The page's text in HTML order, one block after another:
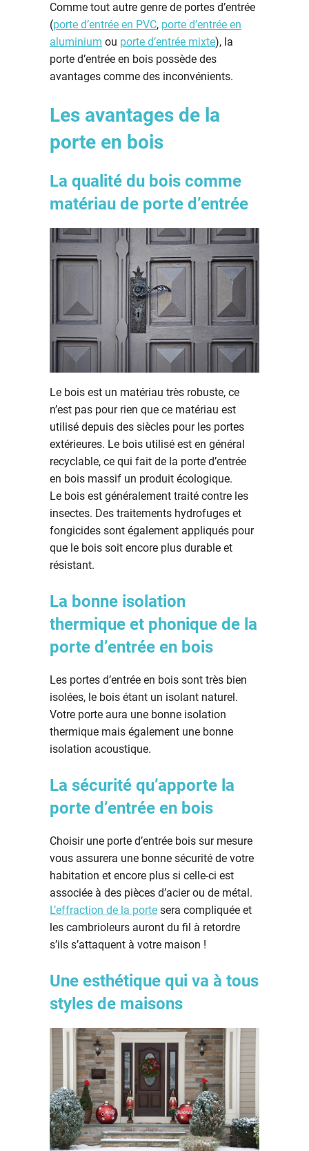
Comme tout autre genre de portes d’entrée
(porte d’entrée en PVC, porte d’entrée en
aluminium ou porte d’entrée mixte), la
porte d’entrée en bois possède des
avantages comme des inconvénients.
Les avantages de la
porte en bois
La qualité du bois comme
matériau de porte d’entrée
Le bois est un matériau très robuste, ce
n’est pas pour rien que ce matériau est
utilisé depuis des siècles pour les portes
extérieures. Le bois utilisé est en général
recyclable, ce qui fait de la porte d’entrée
en bois massif un produit écologique.
Le bois est généralement traité contre les
insectes. Des traitements hydrofuges et
fongicides sont également appliqués pour
que le bois soit encore plus durable et
résistant.
La bonne isolation
thermique et phonique de la
porte d’entrée en bois
Les portes d’entrée en bois sont très bien
isolées, le bois étant un isolant naturel.
Votre porte aura une bonne isolation
thermique mais également une bonne
isolation acoustique.
La sécurité qu’apporte la
porte d’entrée en bois
Choisir une porte d’entrée bois sur mesure
vous assurera une bonne sécurité de votre
habitation et encore plus si celle-ci est
associée à des pièces d’acier ou de métal.
L’effraction de la porte sera compliquée et
les cambrioleurs auront du fil à retordre
s’ils s’attaquent à votre maison !
Une esthétique qui va à tous
styles de maisons